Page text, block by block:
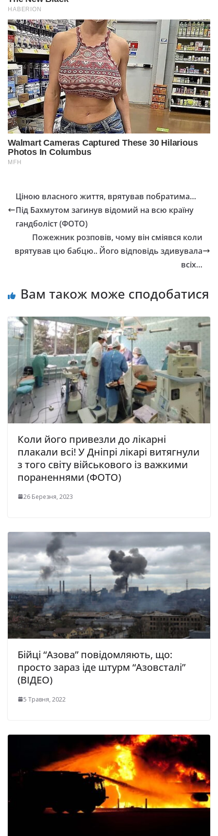
Ціною власного життя, врятував побратима…
Під Бахмутом загинув відомий на всю країну
гандболіст (ФОТО)
Пожежник розповів, чому він сміявся коли
врятував цю бабцю.. Його відповідь здивувала
всіх…
Вам також може сподобатися
Коли його привезли до лікарні
плакали всі! У Дніпрі лікарі витягнули
з того світу військового із важкими
пораненнями (ФОТО)
26 Березня, 2023
Бійці “Азова” повідомляють, що:
просто зараз іде штурм “Азовсталі”
(ВІДЕО)
5 Травня, 2022